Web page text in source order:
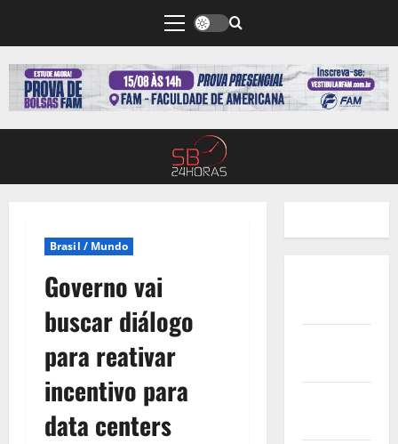
Brasil / Mundo
Governo vai
buscar diálogo
para reativar
incentivo para
data centers